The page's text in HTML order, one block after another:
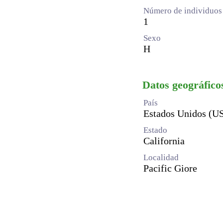
Número de
1
Sexo
H
Datos
País
Estados Unidos
Estado
California
Localidad
Pacific Giore